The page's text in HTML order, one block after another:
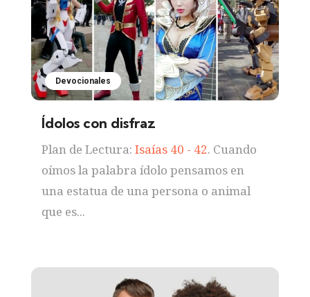
Devocionales
Ídolos con disfraz
Plan de Lectura: Isaías 40 - 42. Cuando
oímos la palabra ídolo pensamos en
una estatua de una persona o animal
que es...